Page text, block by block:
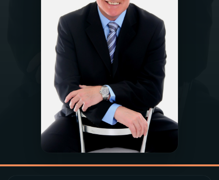
PODCASTS
VIDEOCASTS
ÚLTIMAS
PRÊMIO RÁDIO MEC
ACOMPANHE A RÁDIO MEC